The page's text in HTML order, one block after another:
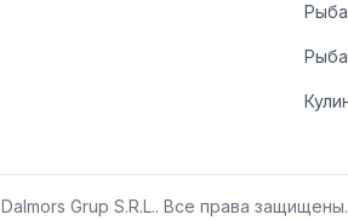
Dalmors Grup S.R.L.. Все права защищены.